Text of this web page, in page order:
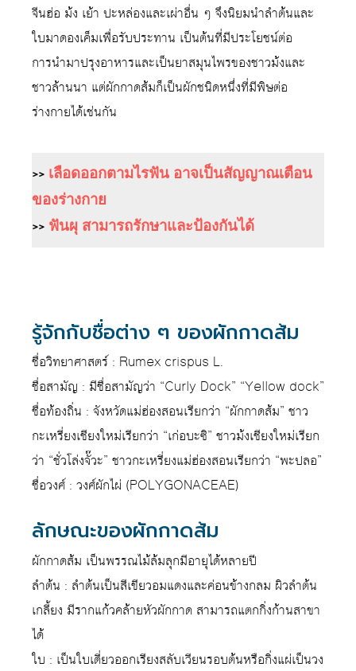
จีนฮ่อ ม้ง เย้า ปะหล่องและเผ่าอื่น ๆ จึงนิยมนำลำต้นและ
ใบมาดองเค็มเพื่อรับประทาน เป็นต้นที่มีประโยชน์ต่อ
การนำมาปรุงอาหารและเป็นยาสมุนไพรของชาวม้งและ
ชาวล้านนา แต่ผักกาดส้มก็เป็นผักชนิดหนึ่งที่มีพิษต่อ
ร่างกายได้เช่นกัน
>> เลือดออกตามไรฟัน อาจเป็นสัญญาณเตือน
ของร่างกาย
>> ฟันผุ สามารถรักษาและป้องกันได้
รู้จักกับชื่อต่าง ๆ ของผักกาดส้ม
ชื่อวิทยาศาสตร์ : Rumex crispus L.
ชื่อสามัญ : มีชื่อสามัญว่า “Curly Dock” “Yellow dock”
ชื่อท้องถิ่น : จังหวัดแม่ฮ่องสอนเรียกว่า “ผักกาดส้ม” ชาว
กะเหรี่ยงเชียงใหม่เรียกว่า “เก่อบะซิ” ชาวม้งเชียงใหม่เรียก
ว่า “ชั่วโล่งจั๊วะ” ชาวกะเหรี่ยงแม่ฮ่องสอนเรียกว่า “พะปลอ”
ชื่อวงศ์ : วงศ์ผักไผ่ (POLYGONACEAE)
ลักษณะของผักกาดส้ม
ผักกาดส้ม เป็นพรรณไม้ล้มลุกมีอายุได้หลายปี
ลำต้น : ลำต้นเป็นสีเขียวอมแดงและค่อนข้างกลม ผิวลำต้น
เกลี้ยง มีรากแก้วคล้ายหัวผักกาด สามารถแตกกิ่งก้านสาขา
ได้
ใบ : เป็นใบเดี่ยวออกเรียงสลับเวียนรอบต้นหรือกิ่งแผ่เป็นวง